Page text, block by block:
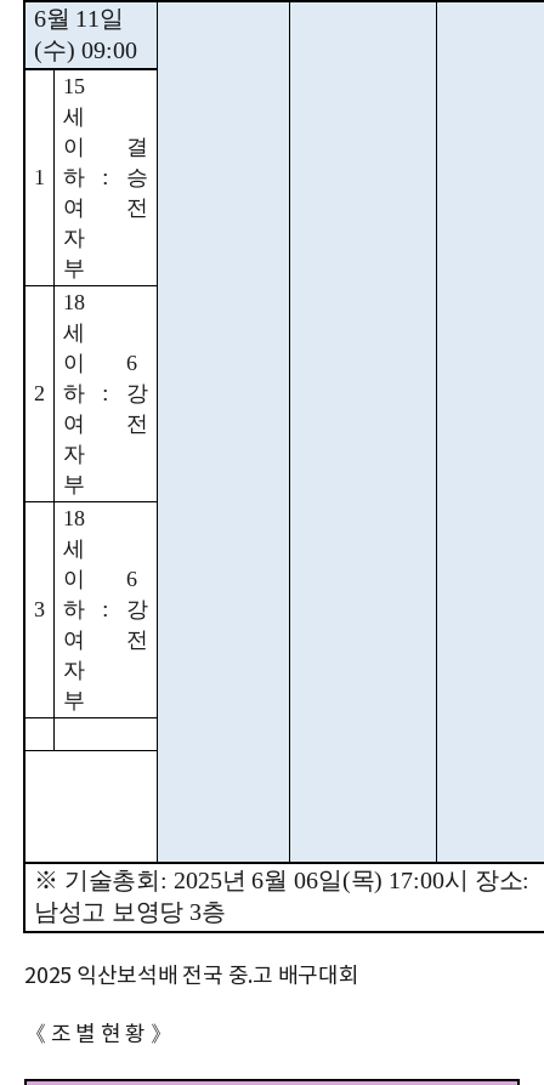
6월 11일
(수) 09:00
1
15
세
이
하
여
자
부
:
결
승
전
2
18
세
이
하
여
자
부
:
6
강
전
3
18
세
이
하
여
자
부
:
6
강
전
※ 기술총회 : 2025년6월 06일(목) 17:00시 장소:
남성고 보영당 3층
2025 익산보석배 전국 중.고 배구대회
《 조 별 현 황 》